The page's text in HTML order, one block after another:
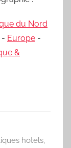
du Nord
- Europe -
&
hotels,